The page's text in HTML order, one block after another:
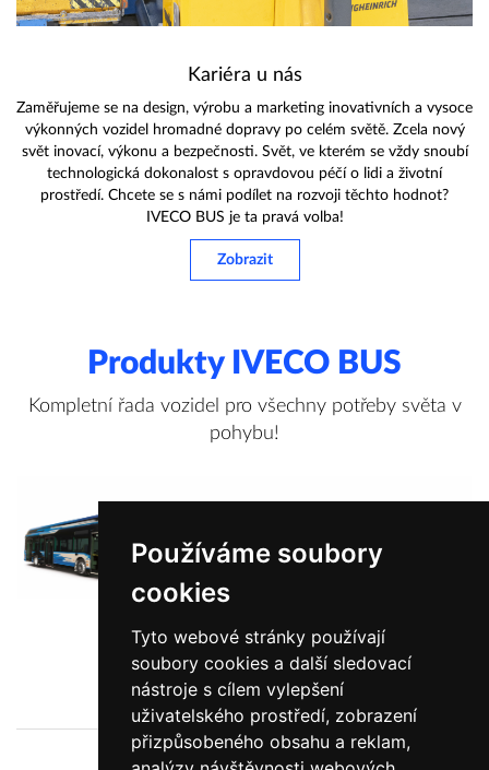
Používáme soubory
cookies
Tyto webové stránky používají
soubory cookies a další sledovací
nástroje s cílem vylepšení
uživatelského prostředí, zobrazení
přizpůsobeného obsahu a reklam,
Kariéra u nás
Zaměřujeme se na design, výrobu a marketing inovativních a vysoce
výkonných vozidel hromadné dopravy po celém světě. Zcela nový
svět inovací, výkonu a bezpečnosti. Svět, ve kterém se vždy snoubí
technologická dokonalost s opravdovou péčí o lidi a životní
prostředí. Chcete se s námi podílet na rozvoji těchto hodnot?
IVECO BUS je ta pravá volba!
Zobrazit
Produkty IVECO BUS
Kompletní řada vozidel pro všechny potřeby světa v
pohybu!
Zobrazit více informací
O nás Novinky